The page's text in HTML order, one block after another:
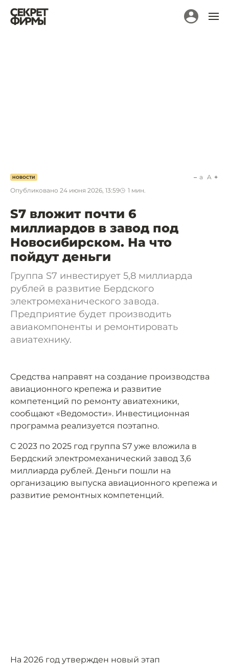
НОВОСТИ
Опубликовано 24 июня 2026, 13:59 1 мин.
a A
S7 вложит почти 6
миллиардов в завод под
Новосибирском. На что
пойдут деньги
Группа S7 инвестирует 5,8 миллиарда
рублей в развитие Бердского
электромеханического завода.
Предприятие будет производить
авиакомпоненты и ремонтировать
авиатехнику.
Средства направят на создание производства
авиационного крепежа и развитие
компетенций по ремонту авиатехники,
сообщают «Ведомости». Инвестиционная
программа реализуется поэтапно.
С 2023 по 2025 год группа S7 уже вложила в
Бердский электромеханический завод 3,6
миллиарда рублей. Деньги пошли на
организацию выпуска авиационного крепежа и
развитие ремонтных компетенций.
На 2026 год утвержден новый этап